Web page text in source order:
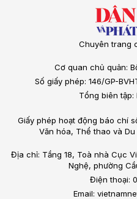
Chuyên trang
Cơ quan chủ quản:
Số giấy phép: 146/GP-
Tổng biên tập:
Giấy phép hoạt động báo chí
Văn hóa, Thể thao và
Địa chỉ: Tầng 18, Toà nhà Cục
Nghệ, phường
Điện thoại:
Email: